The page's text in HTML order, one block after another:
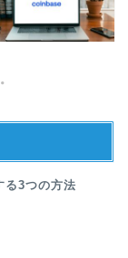
る3つの方法